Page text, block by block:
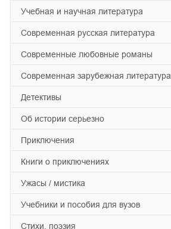
учебная и научная литература
современная русская литература
современные любовные романы
современная зарубежная литература
детективы
об истории серьезно
приключения
книги о приключениях
ужасы / мистика
учебники и пособия для вузов
cтихи, поэзия